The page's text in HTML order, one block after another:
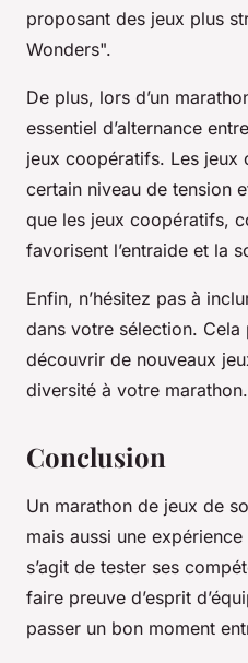
proposant des jeux plus
Wonders".
De plus, lors d’un
essentiel d’alternance
jeux coopératifs. Les
certain niveau de tension
que les jeux coopératifs,
favorisent l’entraide et la
Enfin, n’hésitez pas à
dans votre sélection.
découvrir de nouveaux
diversité à votre marathon.
Conclusion
Un marathon de jeux de
mais aussi une
s’agit de tester ses
faire preuve d’esprit
passer un bon moment